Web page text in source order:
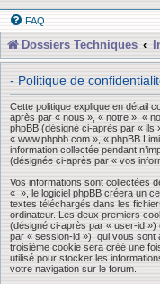
FAQ
Dossiers Techniques
- Politique de
Cette politique explique en détail
après par « nous », « notre », «
phpBB (désigné ci-après par « ils
« www.phpbb.com », « phpBB
information collectée pendant
(désignée ci-après par « vos
Vos informations sont collectées
« », le logiciel phpBB créera un
textes téléchargés dans les
ordinateur. Les deux premiers
(désigné ci-après par « user-id »)
par « session-id »), qui vous sont
troisième cookie sera créé une
utilisé pour stocker les
votre navigation sur le forum.